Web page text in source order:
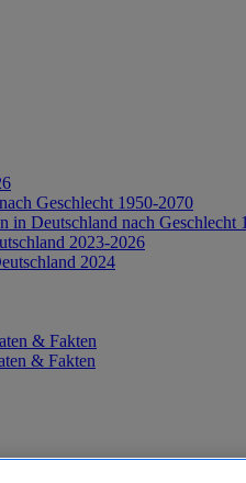
Geschlecht 1950-2070
in Deutschland nach Geschlecht
2023-2026
2024
& Fakten
& Fakten